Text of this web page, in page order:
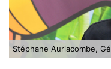
Stéphane Auriacombe,